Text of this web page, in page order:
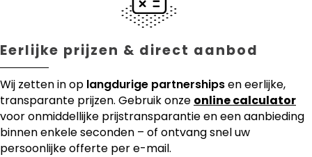
Eerlijke prijzen & direct aanbod
Wij zetten in op langdurige partnershipsen eerlijke,
transparante prijzen. Gebruik onze online calculator
voor onmiddellijke prijstransparantie en een aanbieding
binnen enkele seconden – of ontvang snel uw
persoonlijke offerte per e-mail.